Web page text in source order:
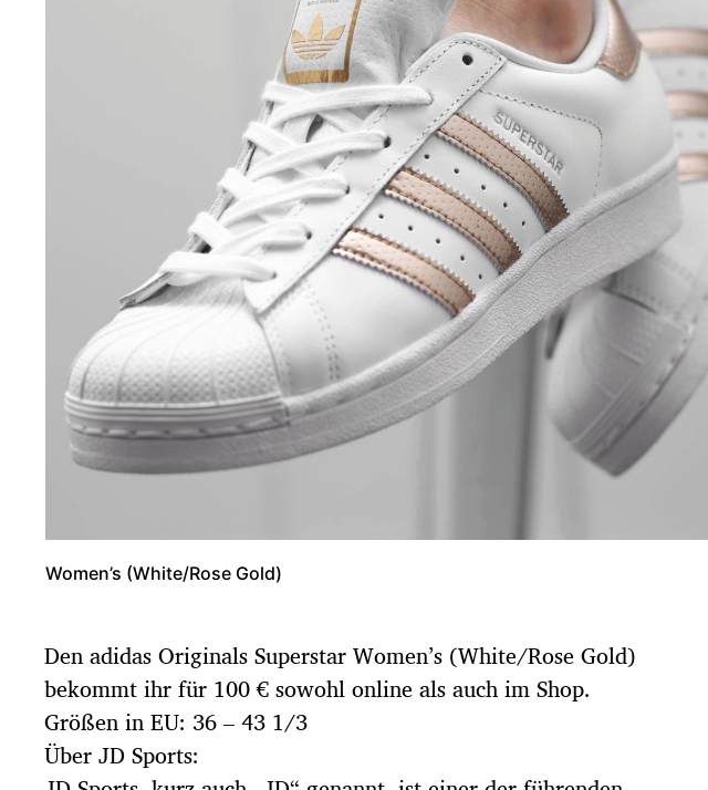
Women’s (White/Rose Gold)
Den adidas Originals Superstar Women’s (White/Rose Gold)
bekommt ihr für 100 € sowohl online als auch im Shop.
Größen in EU: 36 – 43 1/3
Über JD Sports: